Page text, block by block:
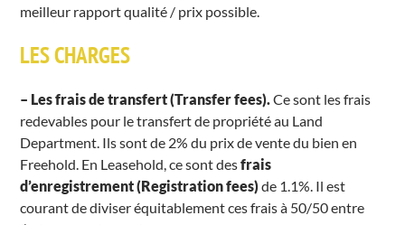
meilleur rapport qualité / prix possible.
LES CHARGES
– Les frais de transfert (Transfer fees).Ce sont les frais
redevables pour le transfert de propriété au Land
Department. Ils sont de 2% du prix de vente du bien en
Freehold. En Leasehold, ce sont desfrais
d’enregistrement (Registration fees)de 1.1%. Il est
courant de diviser équitablement ces frais à 50/50 entre